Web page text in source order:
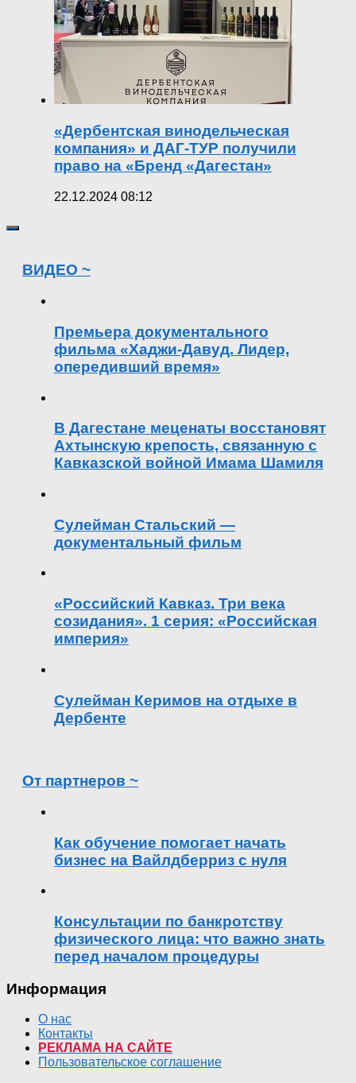
«Дербентская винодельческая
компания» и ДАГ-ТУР получили
право на «Бренд «Дагестан»
22.12.2024 08:12
ВИДЕО ~
Премьера документального
фильма «Хаджи-Давуд. Лидер,
опередивший время»
В Дагестане меценаты восстановят
Ахтынскую крепость, связанную с
Кавказской войной Имама Шамиля
Сулейман Стальский —
документальный фильм
«Российский Кавказ. Три века
созидания». 1 серия: «Российская
империя»
Сулейман Керимов на отдыхе в
Дербенте
От партнеров ~
Как обучение помогает начать
бизнес на Вайлдберриз с нуля
Консультации по банкротству
физического лица: что важно знать
перед началом процедуры
Информация
О нас
Контакты
РЕКЛАМА НА САЙТЕ
Пользовательское соглашение